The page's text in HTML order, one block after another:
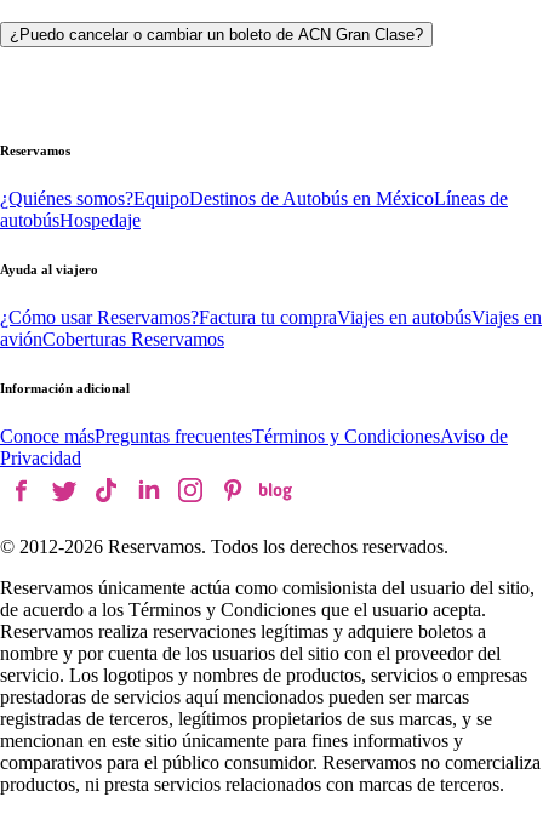
¿Puedo cancelar o cambiar un boleto de ACN Gran Clase?
Reservamos
¿Quiénes somos?EquipoDestinos de Autobús en MéxicoLíneas de
autobúsHospedaje
Ayuda al viajero
¿Cómo usar Reservamos?Factura tu compraViajes en autobúsViajes en
aviónCoberturas Reservamos
Información adicional
Conoce másPreguntas frecuentesTérminos y CondicionesAviso de
Privacidad
© 2012-2026 Reservamos. Todos los derechos reservados.
Reservamos únicamente actúa como comisionista del usuario del sitio,
de acuerdo a los Términos y Condiciones que el usuario acepta.
Reservamos realiza reservaciones legítimas y adquiere boletos a
nombre y por cuenta de los usuarios del sitio con el proveedor del
servicio. Los logotipos y nombres de productos, servicios o empresas
prestadoras de servicios aquí mencionados pueden ser marcas
registradas de terceros, legítimos propietarios de sus marcas, y se
mencionan en este sitio únicamente para fines informativos y
comparativos para el público consumidor. Reservamos no comercializa
productos, ni presta servicios relacionados con marcas de terceros.